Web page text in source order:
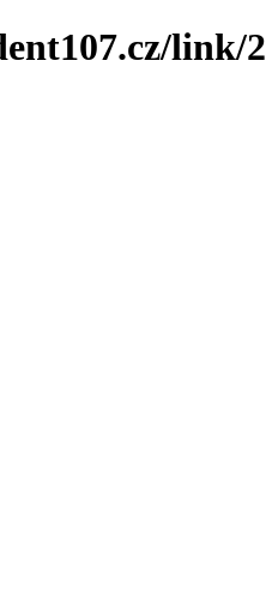
link/